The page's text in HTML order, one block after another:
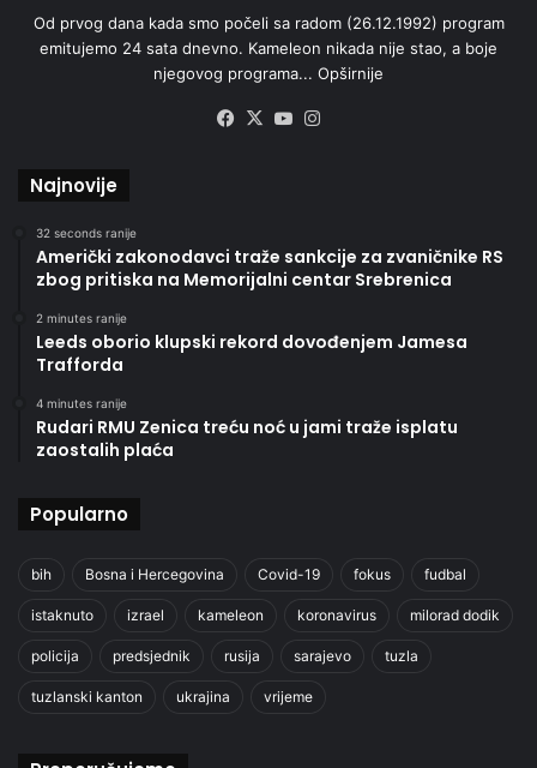
Od prvog dana kada smo počeli sa radom (26.12.1992) program
emitujemo 24 sata dnevno. Kameleon nikada nije stao, a boje
njegovog programa... Opširnije
Facebook
X YouTube
Najnovije
32 seconds ranije
Američki zakonodavci traže sankcije za zvaničnike RS
zbog pritiska na Memorijalni centar Srebrenica
2 minutes ranije
Leeds oborio klupski rekord dovođenjem Jamesa
Trafforda
4 minutes ranije
Rudari RMU Zenica treću noć u jami traže isplatu
zaostalih plaća
Popularno
bih Bosna i Hercegovina Covid-19 fokus fudbal
istaknuto izrael kameleon koronavirus milorad dodik
policija predsjednik rusija sarajevo tuzla
tuzlanski kanton ukrajina vrijeme